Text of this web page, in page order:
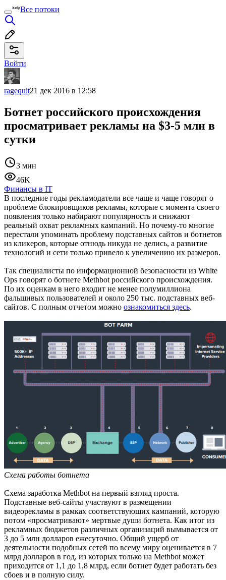
Все потоки
Войти
ragequit21 дек 2016 в 12:58
Ботнет российского происхождения
просматривает рекламы на $3-5 млн в
сутки
3 мин
46K
Финансы в IT
В последние годы рекламодатели все чаще и чаще говорят о
проблеме блокировщиков рекламы, которые с момента своего
появления только набирают популярность и снижают
реальный охват рекламных кампаний. Но почему-то многие
перестали упоминать проблему подставных сайтов и ботнетов
из кликеров, которые отнюдь никуда не делись, а развитие
технологий и сети только привело к увеличению их размеров.
Так специалисты по информационной безопасности из White
Ops говорят о ботнете Methbot российского происхождения.
По их оценкам в него входит не менее полумиллиона
фальшивых пользователей и около 250 тыс. подставных веб-
сайтов. С полным отчетом можно ознакомиться здесь.
Схема работы ботнета
Схема заработка Methbot на первый взгляд проста.
Подставные веб-сайты участвуют в размещении
видеорекламы в рамках соответствующих кампаний, которую
потом «просматривают» мертвые души ботнета. Как итог из
рекламных бюджетов различных организаций вымывается от
3 до 5 млн долларов ежесуточно. Общий ущерб от
деятельности подобных сетей по всему миру оценивается в 7
млрд долларов в год, из которых только на Methbot может
приходится от 1,1 до 1,8 млрд, если ботнет будет работать без
сбоев и в полную силу.